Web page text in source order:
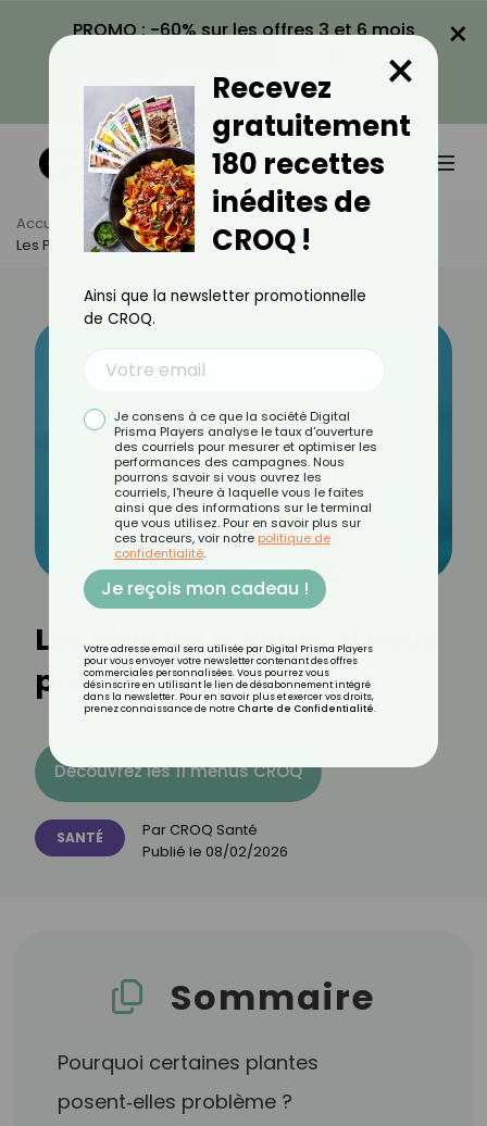
PROMO : -60% sur les offres 3 et 6 mois
VOIR LA PROMO
×
Accueil Actus
Santé
Les Plantes À Éviter Si Vous Prenez De L’ibuprofène
Les plantes à éviter si vous
prenez de l’ibuprofène
Découvrez les 11 menus CROQ
SANTÉ Par CROQ Santé
Publié le 08/02/2026
Sommaire
Pourquoi certaines plantes
posent‑elles problème ?
Recevez
gratuitement
180 recettes
inédites de
CROQ !
×
Ainsi que la newsletter promotionnelle
de CROQ.
Je consens à ce que la société Digital
Prisma Players analyse le taux d'ouverture
des courriels pour mesurer et optimiser les
performances des campagnes. Nous
pourrons savoir si vous ouvrez les
courriels, l'heure à laquelle vous le faites
ainsi que des informations sur le terminal
que vous utilisez. Pour en savoir plus sur
ces traceurs, voir notre politique de
confidentialité.
Je reçois mon cadeau !
Votre adresse email sera utilisée par Digital Prisma Players
pour vous envoyer votre newsletter contenant des offres
commerciales personnalisées. Vous pourrez vous
désinscrire en utilisant le lien de désabonnement intégré
dans la newsletter. Pour en savoir plus et exercer vos droits,
prenez connaissance de notre Charte de Confidentialité.